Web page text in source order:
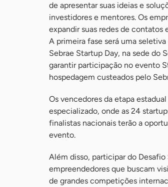
de apresentar suas ideias e
investidores e mentores. Os
expandir suas redes de contatos
A primeira fase será uma
Sebrae Startup Day, na sede do
garantir participação no evento
hospedagem custeados pelo
Os vencedores da etapa
especializado, onde as 24
finalistas nacionais terão a
evento.
Além disso, participar do
empreendedores que buscam
de grandes competições